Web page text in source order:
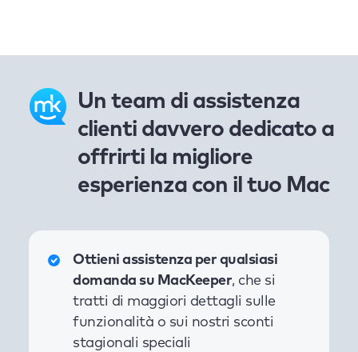
Un team di assistenza
clienti davvero dedicato a
offrirti la migliore
esperienza con il tuo Mac
Ottieni assistenza per qualsiasi
domanda su MacKeeper, che si
tratti di maggiori dettagli sulle
funzionalità o sui nostri sconti
stagionali speciali